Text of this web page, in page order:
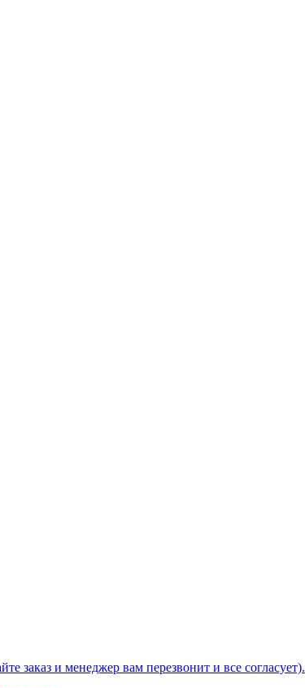
заказ и менеджер вам перезвонит и все согласует).